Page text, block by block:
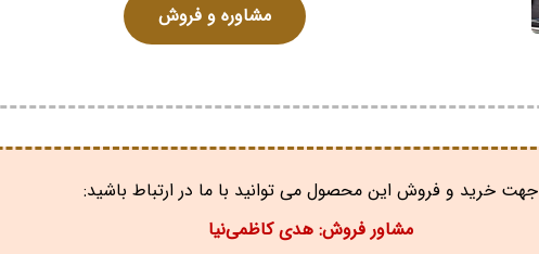
مشاوره و فروش
جهت خرید و فروش این محصول می توانید با ما در ارتباط باشید:
مشاور فروش: هدی کاظمی‌نیا